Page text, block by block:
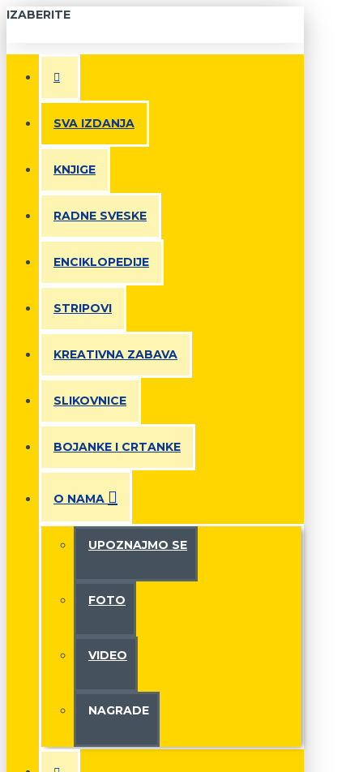
IZABERITE
SVA IZDANJA
KNJIGE
RADNE SVESKE
ENCIKLOPEDIJE
STRIPOVI
KREATIVNA ZABAVA
SLIKOVNICE
BOJANKE I CRTANKE
O NAMA
UPOZNAJMO SE
FOTO
VIDEO
NAGRADE